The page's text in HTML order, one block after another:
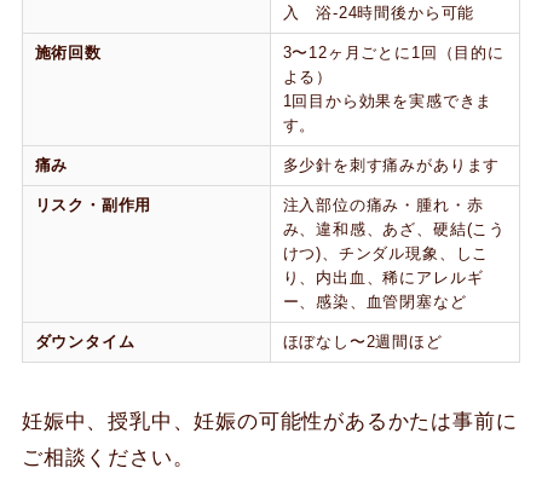
入 浴-24時間後から可能
施術回数
3〜12ヶ月ごとに1回（目的に
よる）
1回目から効果を実感できま
す。
痛み 多少針を刺す痛みがあります
リスク・副作用
注入部位の痛み・腫れ・赤
み、違和感、あざ、硬結(こう
けつ)、チンダル現象、しこ
り、内出血、稀にアレルギ
ー、感染、血管閉塞など
ダウンタイム ほぼなし〜2週間ほど
妊娠中、授乳中、妊娠の可能性があるかたは事前に
ご相談ください。